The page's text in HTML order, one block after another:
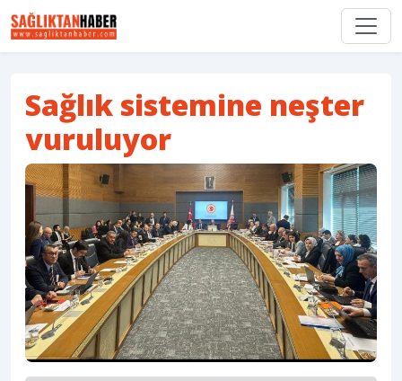
Sağlık sistemine neşter
vuruluyor